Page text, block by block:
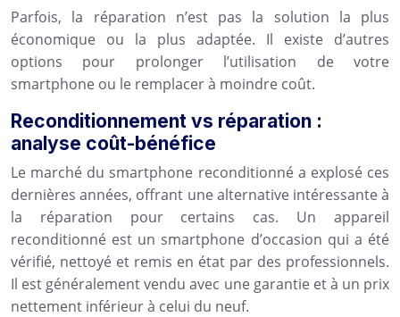
Parfois, la réparation n’est pas la solution la plus
économique ou la plus adaptée. Il existe d’autres
options pour prolonger l’utilisation de votre
smartphone ou le remplacer à moindre coût.
Reconditionnement vs réparation :
analyse coût-bénéfice
Le marché du smartphone reconditionné a explosé ces
dernières années, offrant une alternative intéressante à
la réparation pour certains cas. Un appareil
reconditionné est un smartphone d’occasion qui a été
vérifié, nettoyé et remis en état par des professionnels.
Il est généralement vendu avec une garantie et à un prix
nettement inférieur à celui du neuf.